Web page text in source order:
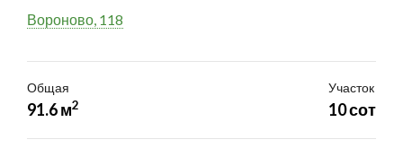
Вороново, 118
Общая
91.6 м2
Участок
10 сот